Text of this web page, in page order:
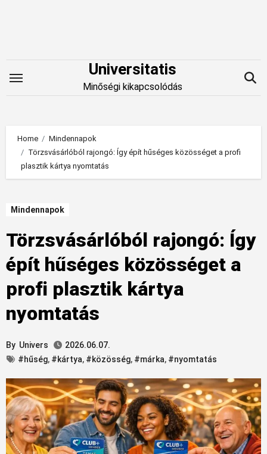
Universitatis
Minőségi kikapcsolódás
Home
Mindennapok
Törzsvásárlóból rajongó: Így épít hűséges közösséget a profi
plasztik kártya nyomtatás
Mindennapok
Törzsvásárlóból rajongó: Így
épít hűséges közösséget a
profi plasztik kártya
nyomtatás
By Univers
2026.06.07.
#hűség, #kártya, #közösség, #márka, #nyomtatás